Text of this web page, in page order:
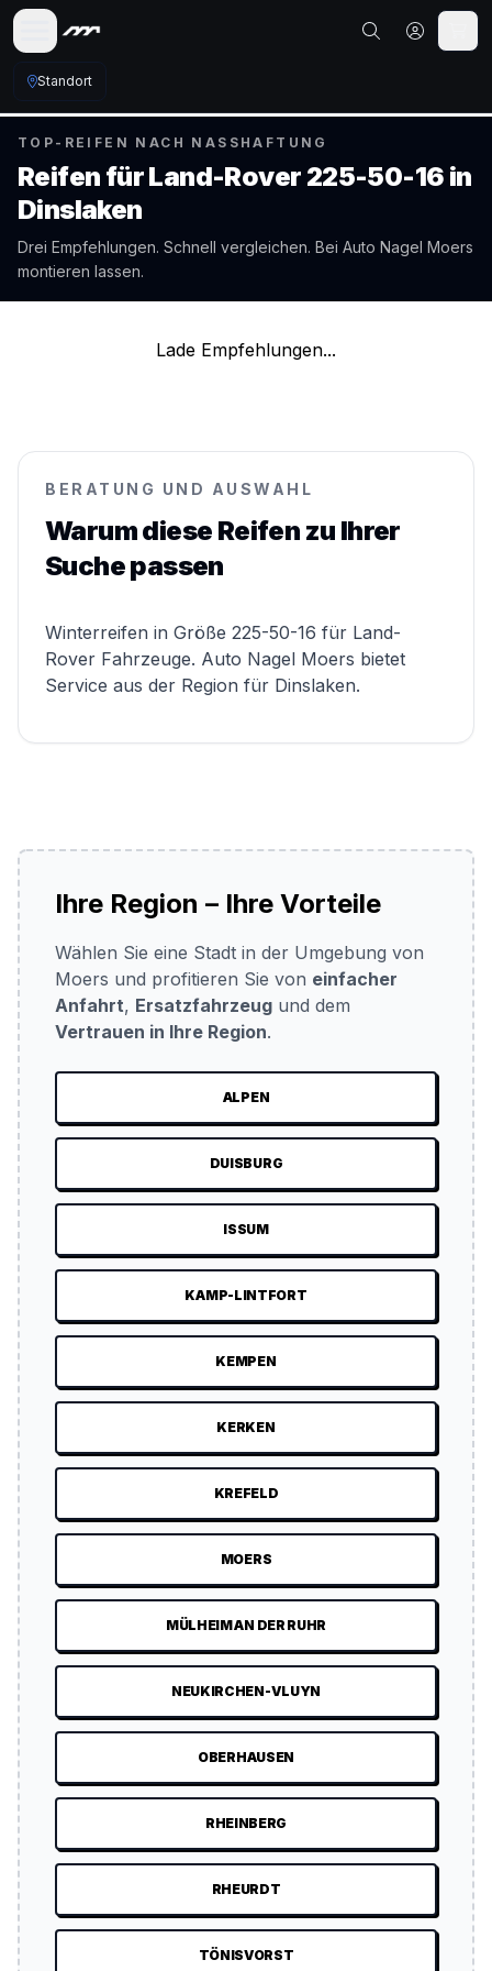
Standort
TOP-REIFEN NACH NASSHAFTUNG
Reifen fürLand-Rover 225-50-16 in
Dinslaken
Drei Empfehlungen. Schnell vergleichen. Bei Auto Nagel Moers
montieren lassen.
Lade Empfehlungen...
BERATUNG UND AUSWAHL
Warum diese Reifen zu Ihrer
Suche passen
Winterreifen in Größe 225-50-16 für Land-
Rover Fahrzeuge. Auto Nagel Moers bietet
Service aus der Region für Dinslaken.
Ihre Region – Ihre Vorteile
Wählen Sie eine Stadt in der Umgebung von
Moers und profitieren Sie von einfacher
Anfahrt, Ersatzfahrzeug und dem
Vertrauen in Ihre Region.
ALPEN
DUISBURG
ISSUM
KAMP-LINTFORT
KEMPEN
KERKEN
KREFELD
MOERS
MÜLHEIM AN DER RUHR
NEUKIRCHEN-VLUYN
OBERHAUSEN
RHEINBERG
RHEURDT
TÖNISVORST